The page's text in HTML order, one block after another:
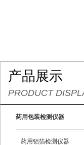
产品展示
PRODUCT
药用包装检测仪器
药用铝箔检测仪器